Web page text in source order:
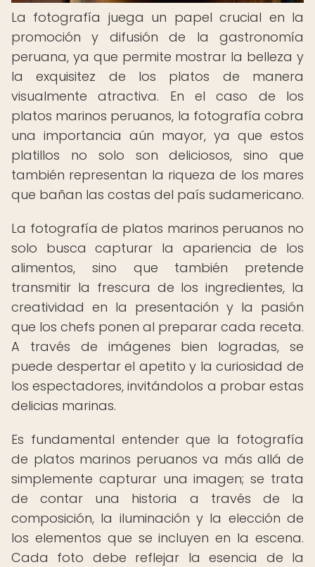
La fotografía juega un papel crucial en la
promoción y difusión de la gastronomía
peruana, ya que permite mostrar la belleza y
la exquisitez de los platos de manera
visualmente atractiva. En el caso de los
platos marinos peruanos, la fotografía cobra
una importancia aún mayor, ya que estos
platillos no solo son deliciosos, sino que
también representan la riqueza de los mares
que bañan las costas del país sudamericano.
La fotografía de platos marinos peruanos no
solo busca capturar la apariencia de los
alimentos, sino que también pretende
transmitir la frescura de los ingredientes, la
creatividad en la presentación y la pasión
que los chefs ponen al preparar cada receta.
A través de imágenes bien logradas, se
puede despertar el apetito y la curiosidad de
los espectadores, invitándolos a probar estas
delicias marinas.
Es fundamental entender que la fotografía
de platos marinos peruanos va más allá de
simplemente capturar una imagen; se trata
de contar una historia a través de la
composición, la iluminación y la elección de
los elementos que se incluyen en la escena.
Cada foto debe reflejar la esencia de la